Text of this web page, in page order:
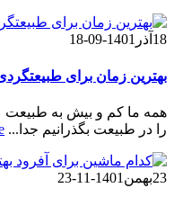
18 آذر 1401-09-18
بهترین زمان برای
همه ما کم و بیش به طبیعت
را در طبیعت بگذرانیم جدا...
23بهمن 1401-11-23